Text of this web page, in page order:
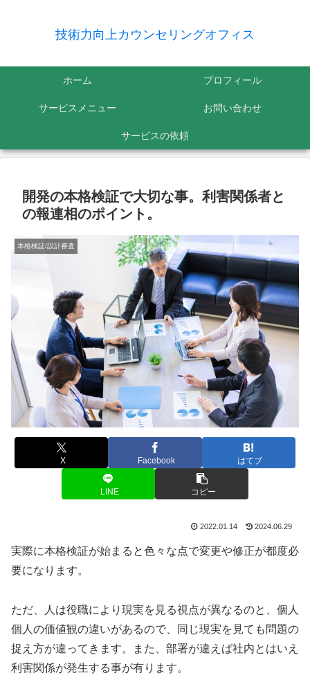
技術力向上カウンセリングオフィス
ホーム プロフィール
サービスメニュー お問い合わせ
サービスの依頼
開発の本格検証で大切な事。利害関係者と
の報連相のポイント。
本格検証/設計審査
X Facebook はてブ
LINE コピー
2022.01.14 2024.06.29
実際に本格検証が始まると色々な点で変更や修正が都度必
要になります。
ただ、人は役職により現実を見る視点が異なるのと、個人
個人の価値観の違いがあるので、同じ現実を見ても問題の
捉え方が違ってきます。また、部署が違えば社内とはいえ
利害関係が発生する事が有ります。